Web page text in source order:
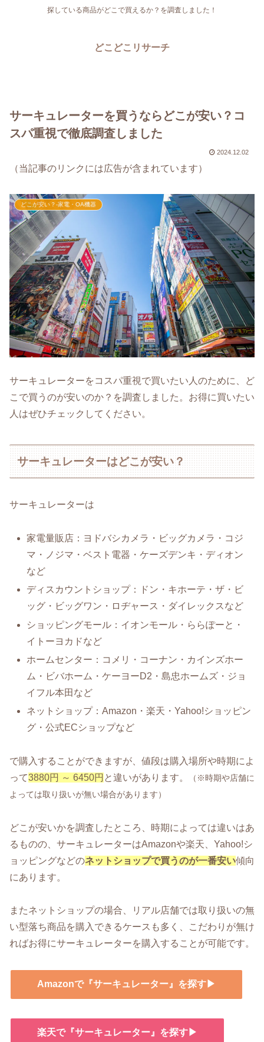
探している商品がどこで買えるか？を調査しました！
どこどこリサーチ
サーキュレーターを買うならどこが安い？コ
スパ重視で徹底調査しました
2024.12.02
（当記事のリンクには広告が含まれています）
どこが安い？-家電・OA機器
サーキュレーターをコスパ重視で買いたい人のために、ど
こで買うのが安いのか？を調査しました。お得に買いたい
人はぜひチェックしてください。
サーキュレーターはどこが安い？
サーキュレーターは
家電量販店：ヨドバシカメラ・ビッグカメラ・コジ
マ・ノジマ・ベスト電器・ケーズデンキ・ディオン
など
ディスカウントショップ：ドン・キホーテ・ザ・ビ
ッグ・ビッグワン・ロヂャース・ダイレックスなど
ショッピングモール：イオンモール・ららぽーと・
イトーヨカドなど
ホームセンター：コメリ・コーナン・カインズホー
ム・ビバホーム・ケーヨーD2・島忠ホームズ・ジョ
イフル本田など
ネットショップ：Amazon・楽天・Yahoo!ショッピン
グ・公式ECショップなど
で購入することができますが、値段は購入場所や時期によ
って3880円 ～ 6450円 と違いがあります。
（※時期や店舗に
よっては取り扱いが無い場合があります）
どこが安いかを調査したところ、時期によっては違いはあ
るものの、サーキュレーターはAmazonや楽天、Yahoo!シ
ョッピングなどのネットショップで買うのが一番安い傾向
にあります。
またネットショップの場合、リアル店舗では取り扱いの無
い型落ち商品を購入できるケースも多く、こだわりが無け
ればお得にサーキュレーターを購入することが可能です。
Amazonで『サーキュレーター』を探す▶
楽天で『サーキュレーター』を探す▶